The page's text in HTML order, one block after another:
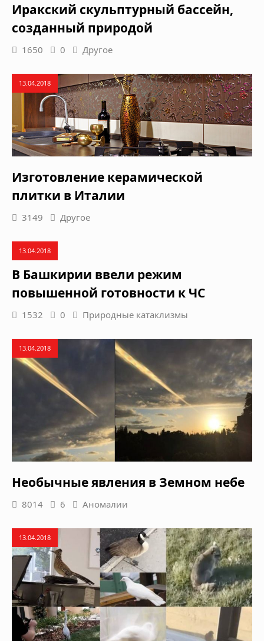
Иракский скульптурный бассейн,
созданный природой
1650 0 Другое
13.04.2018
Изготовление керамической
плитки в Италии
3149 Другое
13.04.2018
В Башкирии ввели режим
повышенной готовности к ЧС
1532 0 Природные катаклизмы
13.04.2018
Необычные явления в Земном небе
8014 6 Аномалии
13.04.2018